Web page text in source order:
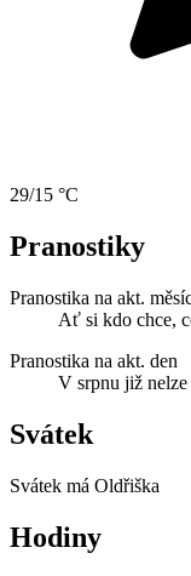
29/15 °C
Pranostiky
Pranostika na akt.
Ať si kdo chce,
Pranostika na akt. den
V srpnu již
Svátek
Svátek má Oldřiška
Hodiny